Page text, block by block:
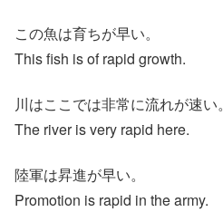
この魚は育ちが早い。
This fish is of rapid growth.
川はここでは非常に流れが速い。
The river is very rapid here.
陸軍は昇進が早い。
Promotion is rapid in the army.